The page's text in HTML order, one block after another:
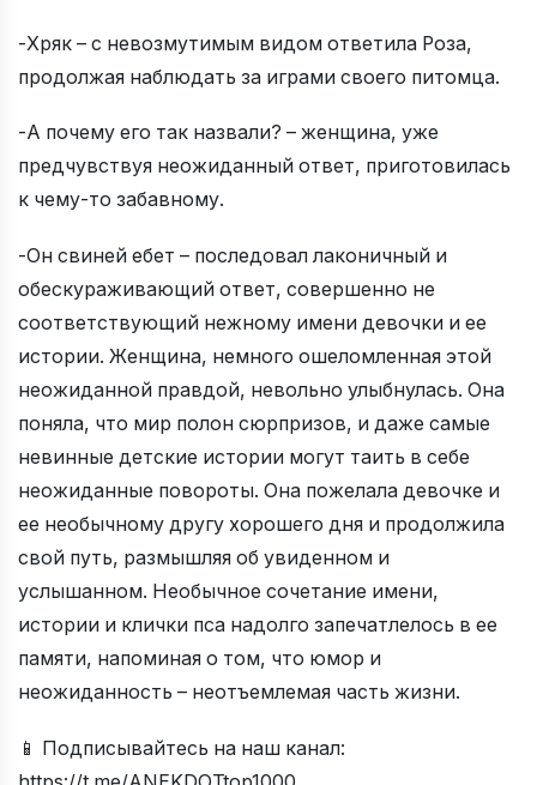
-Хряк – с невозмутимым видом ответила Роза,
продолжая наблюдать за играми своего питомца.
-А почему его так назвали? – женщина, уже
предчувствуя неожиданный ответ, приготовилась
к чему-то забавному.
-Он свиней ебет – последовал лаконичный и
обескураживающий ответ, совершенно не
соответствующий нежному имени девочки и ее
истории. Женщина, немного ошеломленная этой
неожиданной правдой, невольно улыбнулась. Она
поняла, что мир полон сюрпризов, и даже самые
невинные детские истории могут таить в себе
неожиданные повороты. Она пожелала девочке и
ее необычному другу хорошего дня и продолжила
свой путь, размышляя об увиденном и
услышанном. Необычное сочетание имени,
истории и клички пса надолго запечатлелось в ее
памяти, напоминая о том, что юмор и
неожиданность – неотъемлемая часть жизни.
📱 Подписывайтесь на наш канал: